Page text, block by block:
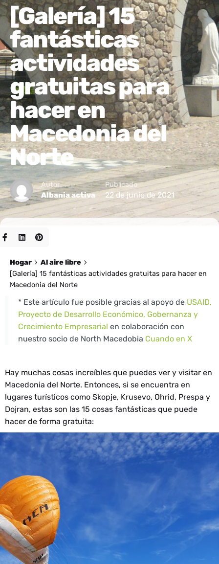
[Galería] 15
fantásticas
actividades
gratuitas para
hacer en
Macedonia del
Norte
Autor
Albania activa
Publicado
22 de junio de 2021
Hogar
Al aire libre
[Galería] 15 fantásticas actividades gratuitas para hacer en
Macedonia del Norte
* Este artículo fue posible gracias al apoyo de USAID,
Proyecto de Desarrollo Económico, Gobernanza y
Crecimiento Empresarial en colaboración con
nuestro socio de North Macedobia Cuando en X
Hay muchas cosas increíbles que puedes ver y visitar en
Macedonia del Norte. Entonces, si se encuentra en
lugares turísticos como Skopje, Krusevo, Ohrid, Prespa y
Dojran, estas son las 15 cosas fantásticas que puede
hacer de forma gratuita: